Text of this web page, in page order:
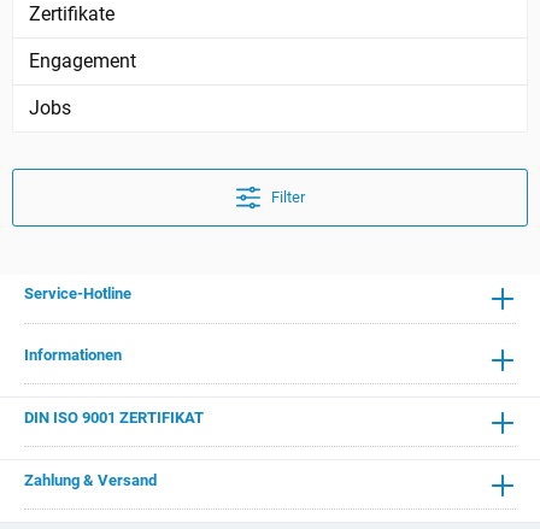
Zertifikate
Engagement
Jobs
Filter
Informationen
DIN ISO 9001 ZERTIFIKAT
Zahlung & Versand
Service-Hotline